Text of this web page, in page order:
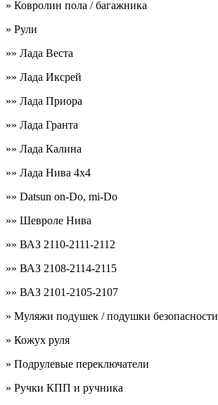
» Ковролин пола / багажника
» Рули
»» Лада Веста
»» Лада Иксрей
»» Лада Приора
»» Лада Гранта
»» Лада Калина
»» Лада Нива 4х4
»» Datsun on-Do, mi-Do
»» Шевроле Нива
»» ВАЗ 2110-2111-2112
»» ВАЗ 2108-2114-2115
»» ВАЗ 2101-2105-2107
» Муляжи подушек / подушки безопасности
» Кожух руля
» Подрулевые переключатели
» Ручки КПП и ручника